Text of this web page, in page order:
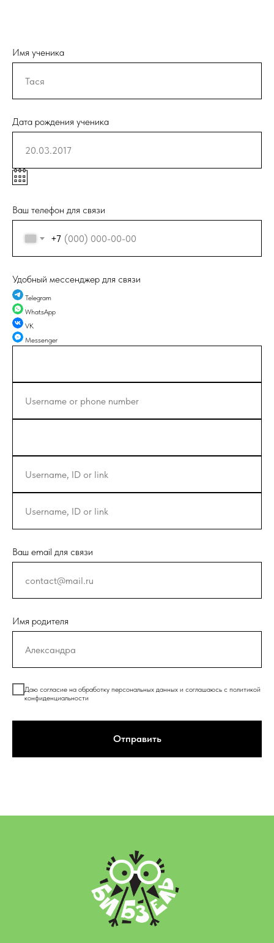
Имя ученика
Дата рождения ученика
Ваш телефон для связи
+7
Удобный мессенджер для связи
Telegram
WhatsApp
VK
Messenger
Ваш email для связи
Имя родителя
Даю согласие на обработку персональных данных и соглашаюсь c политикой
конфиденциальности
Отправить